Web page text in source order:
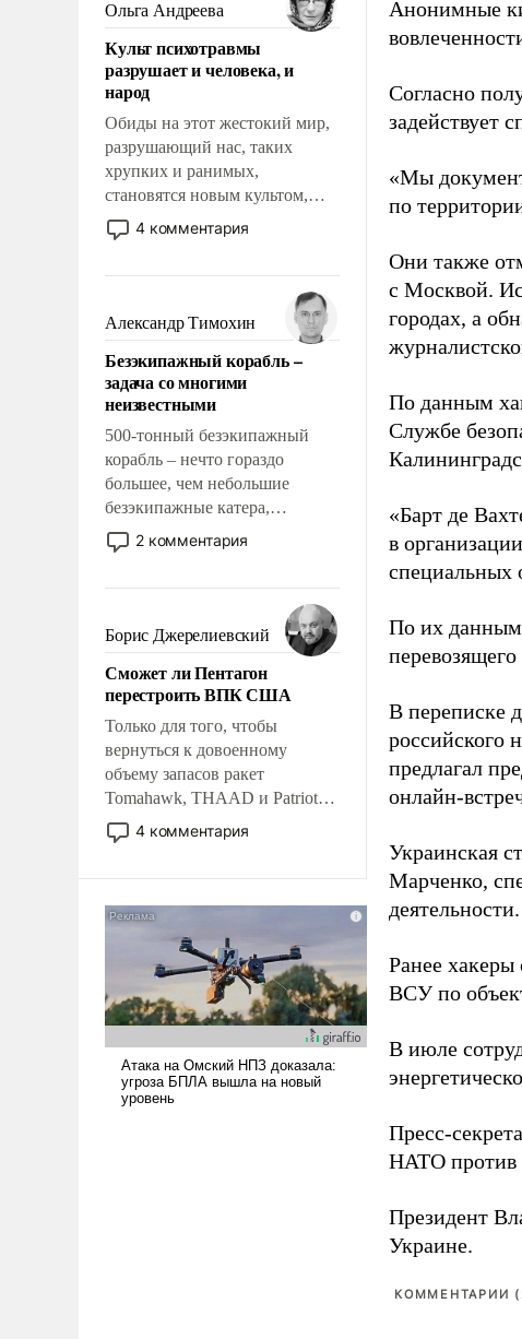
Ольга Андреева
Культ психотравмы
разрушает и человека, и
народ
Обиды на этот жестокий мир,
разрушающий нас, таких
хрупких и ранимых,
становятся новым культом,
постепенно вытесняя и
отменяя традиционное
мужественным и твердым под
ударами судьбы, брать на себя
ответственность, помогать
слабым, идти вперед и
адаптироваться.
4 комментария
Александр Тимохин
Безэкипажный корабль –
задача со многими
неизвестными
500-тонный безэкипажный
корабль – нечто гораздо
большее, чем небольшие
безэкипажные катера,
применение которых уже
стало обыденностью. Задача по
сложна и амбициозна. Однако
и ее реализация радикально
поднимет наши боевые
возможности.
2 комментария
Борис Джерелиевский
Сможет ли Пентагон
перестроить ВПК США
Только для того, чтобы
вернуться к довоенному
объему запасов ракет
Tomahawk, THAAD и Patriot
США потребуется более трех
лет. Даже небольшая война с
Сложившаяся ситуация
означает многолетний период
уязвимости США, например,
перед Китаем.
4 комментария
Анонимные
Согласно
задействует
«Мы
по
Они также
с Москвой.
городах, а
По данным
Службе
«Барт де
в
специальных
По их
В переписке
российского
предлагал
онлайн-
Украинская
Марченко,
деятельности.
Ранее
ВСУ по
В июле
Пресс-
НАТО против
Президент
Украине.
КОММЕНТАРИИ